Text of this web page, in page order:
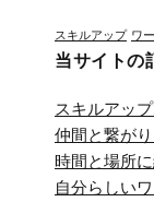
スキルアップ ワ
当サイトの
スキルアッ
仲間と繋が
時間と場所
自分らしい